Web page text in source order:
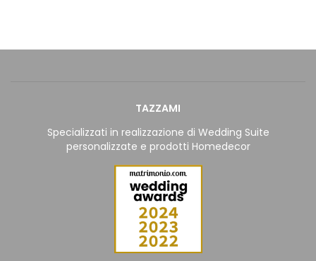
TAZZAMI
Specializzati in realizzazione di Wedding Suite
personalizzate e prodotti Homedecor